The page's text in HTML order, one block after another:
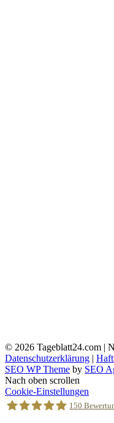
© 2026 Tageblatt24.com |
Datenschutzerklärung |
SEO WP Theme by SEO
Nach oben scrollen
Cookie-Einstellungen
150